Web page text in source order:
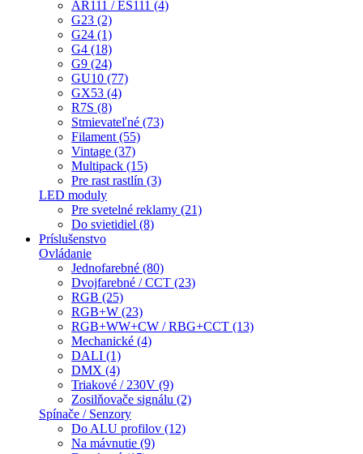
AR111 / ES111 (4)
G23 (2)
G24 (1)
G4 (18)
G9 (24)
GU10 (77)
GX53 (4)
R7S (8)
Stmievateľné (73)
Filament (55)
Vintage (37)
Multipack (15)
Pre rast rastlín (3)
LED moduly
Pre svetelné reklamy (21)
Do svietidiel (8)
Príslušenstvo
Ovládanie
Jednofarebné (80)
Dvojfarebné / CCT (23)
RGB (25)
RGB+W (23)
RGB+WW+CW / RBG+CCT (13)
Mechanické (4)
DALI (1)
DMX (4)
Triakové / 230V (9)
Zosilňovače signálu (2)
Spínače / Senzory
Do ALU profilov (12)
Na mávnutie (9)